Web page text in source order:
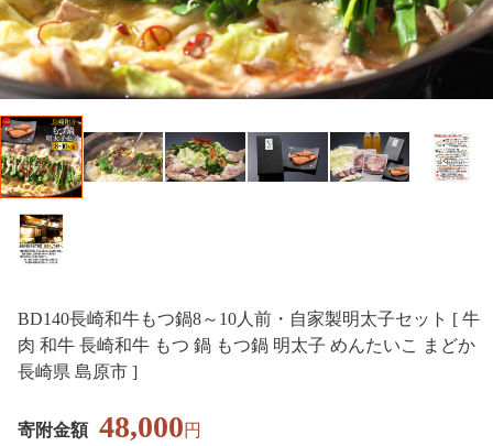
BD140長崎和牛もつ鍋8～10人前・自家製明太子セット [ 牛
肉 和牛 長崎和牛 もつ 鍋 もつ鍋 明太子 めんたいこ まどか
長崎県 島原市 ]
寄附金額 48,000円